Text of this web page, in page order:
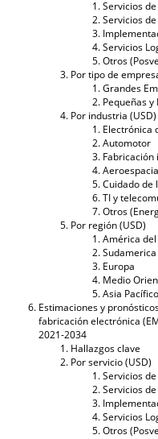
Servicios
Servicios
Servicios
Otros
Por tipo de
Grandes
Pequeñas y
Por industria (USD)
Electrónica
Automotor
Fabricación
Cuidado de
TI y
Otros
Por región (USD)
América
Sudamerica
Europa
Medio
Asia Pacífico
Estimaciones y
fabricación electrónica
2021-2034
Hallazgos clave
Por servicio (USD)
Servicios
Servicios
Servicios
Otros